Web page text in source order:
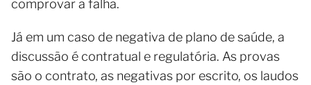
comprovar a falha.
Já em um caso de negativa de plano de saúde, a
discussão é contratual e regulatória. As provas
são o contrato, as negativas por escrito, os laudos